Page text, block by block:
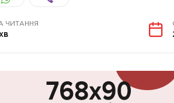
ЧИТАННЯ